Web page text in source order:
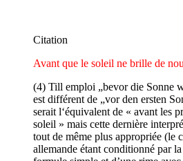
Citation
Avant que le soleil ne brille de
(4) Till emploi „bevor die Sonne
est différent de „vor den ersten
serait l‘équivalent de « avant les
soleil » mais cette dernière
tout de même plus appropriée (le
allemande étant conditionné par